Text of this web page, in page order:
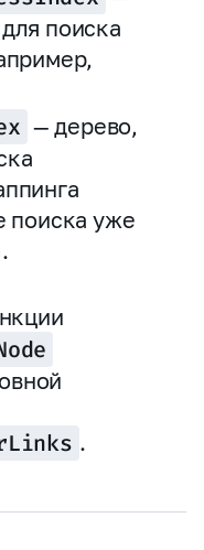
поиска
— дерево,
поиска уже
.